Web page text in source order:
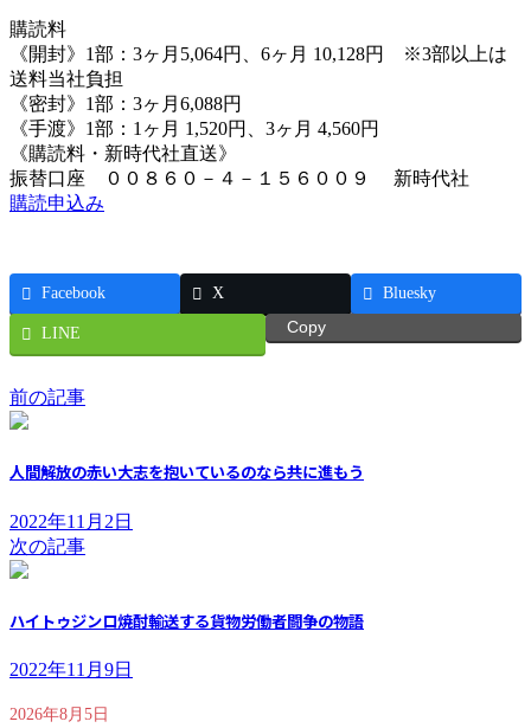
購読料
《開封》1部：3ヶ月5,064円、6ヶ月 10,128円 ※3部以上は
送料当社負担
《密封》1部：3ヶ月6,088円
《手渡》1部：1ヶ月 1,520円、3ヶ月 4,560円
《購読料・新時代社直送》
振替口座 ００８６０－４－１５６００９ 新時代社
購読申込み
Facebook X Bluesky
LINE Copy
前の記事
人間解放の赤い大志を抱いているのなら共に進もう
2022年11月2日
次の記事
ハイトゥジンロ焼酎輸送する貨物労働者闘争の物語
2022年11月9日
2026年8月5日